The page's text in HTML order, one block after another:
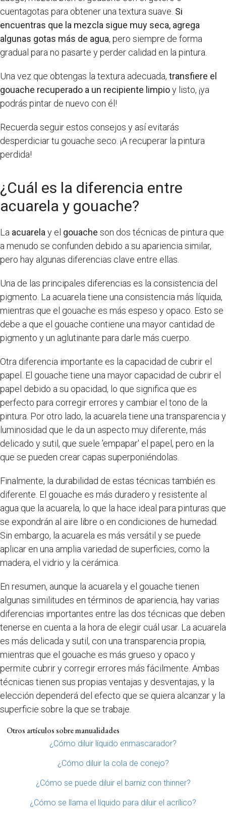
cuentagotas para obtener una textura suave. Si
encuentras que la mezcla sigue muy seca, agrega
algunas gotas más de agua, pero siempre de forma
gradual para no pasarte y perder calidad en la pintura.
Una vez que obtengas la textura adecuada, transfiere el
gouache recuperado a un recipiente limpioy listo, ¡ya
podrás pintar de nuevo con él!
Recuerda seguir estos consejos y así evitarás
desperdiciar tu gouache seco. ¡A recuperar la pintura
perdida!
¿Cuál es la diferencia entre
acuarela y gouache?
La acuarela y el gouache son dos técnicas de pintura que
a menudo se confunden debido a su apariencia similar,
pero hay algunas diferencias clave entre ellas.
Una de las principales diferencias es la consistencia del
pigmento. La acuarela tiene una consistencia más líquida,
mientras que el gouache es más espeso y opaco. Esto se
debe a que el gouache contiene una mayor cantidad de
pigmento y un aglutinante para darle más cuerpo.
Otra diferencia importante es la capacidad de cubrir el
papel. El gouache tiene una mayor capacidad de cubrir el
papel debido a su opacidad, lo que significa que es
perfecto para corregir errores y cambiar el tono de la
pintura. Por otro lado, la acuarela tiene una transparencia y
luminosidad que le da un aspecto muy diferente, más
delicado y sutil, que suele 'empapar' el papel, pero en la
que se pueden crear capas superponiéndolas.
Finalmente, la durabilidad de estas técnicas también es
diferente. El gouache es más duradero y resistente al
agua que la acuarela, lo que la hace ideal para pinturas que
se expondrán al aire libre o en condiciones de humedad.
Sin embargo, la acuarela es más versátil y se puede
aplicar en una amplia variedad de superficies, como la
madera, el vidrio y la cerámica.
En resumen, aunque la acuarela y el gouache tienen
algunas similitudes en términos de apariencia, hay varias
diferencias importantes entre las dos técnicas que deben
tenerse en cuenta a la hora de elegir cuál usar. La acuarela
es más delicada y sutil, con una transparencia propia,
mientras que el gouache es más grueso y opaco y
permite cubrir y corregir errores más fácilmente. Ambas
técnicas tienen sus propias ventajas y desventajas, y la
elección dependerá del efecto que se quiera alcanzar y la
superficie sobre la que se trabaje.
Otros artículos sobre manualidades
¿Cómo diluir líquido enmascarador?
¿Cómo diluir la cola de conejo?
¿Cómo se puede diluir el barniz con thinner?
¿Cómo se llama el líquido para diluir el acrílico?